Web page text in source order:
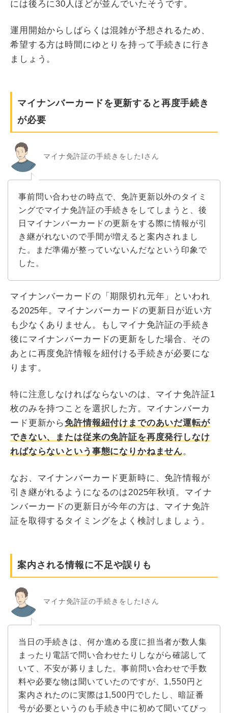
には後ろに30人ほどが並んでいたそうです。
運用開始からしばらくは混雑が予想されるため、
希望する方は時間にゆとりを持って手続きに行き
ましょう。
マイナンバーカードを更新すると再度手続き
が必要
マイナ免許証の手続きをしたIさん
事前問い合わせの時点で、免許更新以外のタイミ
ングでマイナ免許証の手続きをしてしまうと、後
日マイナンバーカードの更新をする際に情報が引
き継がれないので手間が増えると案内されまし
た。まだ準備が整っていないんだなという印象で
した。
マイナンバーカードの「期限切れ元年」といわれ
る2025年。マイナンバーカードの更新日が近い方
も少なくありません。もしマイナ免許証の手続き
後にマイナンバーカードの更新をした場合、その
あとに再度免許情報を紐付ける手続きが必要にな
ります。
特に注意しなければならないのは、マイナ免許証1
枚のみを持つことを選択した方。マイナンバーカ
ード更新から免許情報紐付けまでのあいだ運転が
できない、または従来の免許証を再度発行しなけ
ればならないという事態になりかねません。
なお、マイナンバーカード更新時に、免許情報が
引き継がれるようになるのは2025年秋頃。マイナ
ンバーカードの更新日が今年の方は、マイナ免許
証を取得するタイミングをよく検討しましょう。
案内される情報に不足や誤りも
マイナ免許証の手続きをしたIさん
当日の手続きは、何か進める度に担当者が数人集
まったり電話で問い合わせたりしながら確認して
いて、不安が募りました。事前問い合わせで手数
料や必要な物は聞いていたのですが、1,550円と
案内されたのに実際は1,500円でしたし、暗証番
号が必要というのも手続き中に初めて聞いてびっ